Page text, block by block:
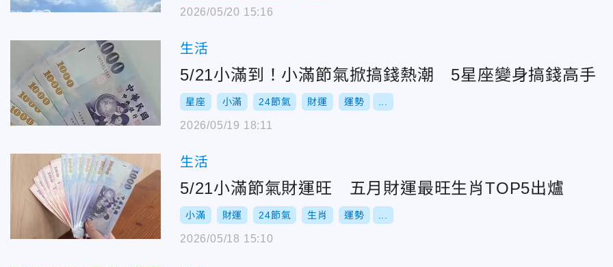
2026/05/20 15:16
生活
5/21小滿到！小滿節氣掀搞錢熱潮 5星座變身搞錢高手
星座 小滿 24節氣 財運 運勢
2026/05/19 18:11
生活
5/21小滿節氣財運旺 五月財運最旺生肖TOP5出爐
小滿 財運 24節氣 生肖 運勢
2026/05/18 15:10